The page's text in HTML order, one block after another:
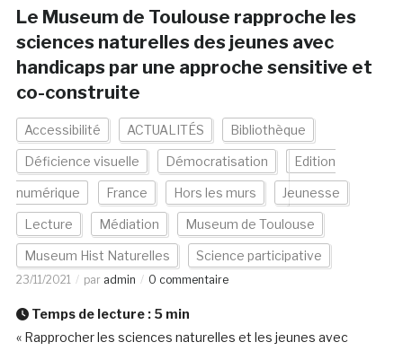
Le Museum de Toulouse rapproche les
sciences naturelles des jeunes avec
handicaps par une approche sensitive et
co-construite
Accessibilité ACTUALITÉS Bibliothèque
Déficience visuelle Démocratisation Edition
numérique France Hors les murs Jeunesse
Lecture Médiation Museum de Toulouse
Museum Hist Naturelles Science participative
23/11/2021 par admin 0 commentaire
Temps de lecture : 5 min
« Rapprocher les sciences naturelles et les jeunes avec